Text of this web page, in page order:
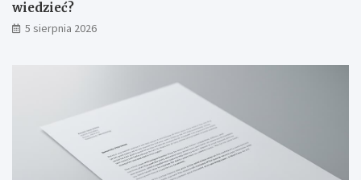
wiedzieć?
5 sierpnia 2026